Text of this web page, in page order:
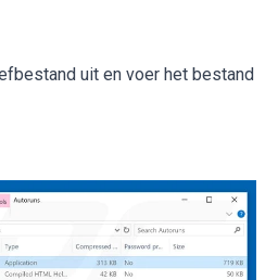
uit en voer het bestand